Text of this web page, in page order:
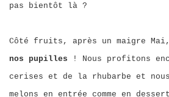
pas bientôt là ?
Côté fruits, après un maigre
nos pupilles ! Nous profitons
cerises et de la rhubarbe et
melons en entrée comme en